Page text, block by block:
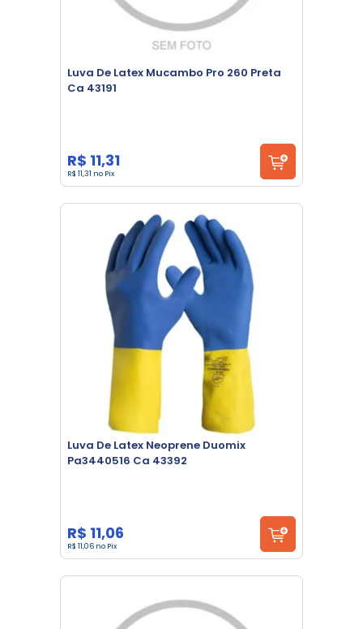
Luva De Latex Mucambo Pro 260 Preta
Ca 43191
R$ 11,31
R$ 11,31 no Pix
Luva De Latex Neoprene Duomix
Pa3440516 Ca 43392
R$ 11,06
R$ 11,06 no Pix